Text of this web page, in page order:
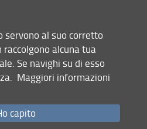
servono al suo corretto
alcuna tua
Se navighi su di esso
Maggiori informazioni
capito